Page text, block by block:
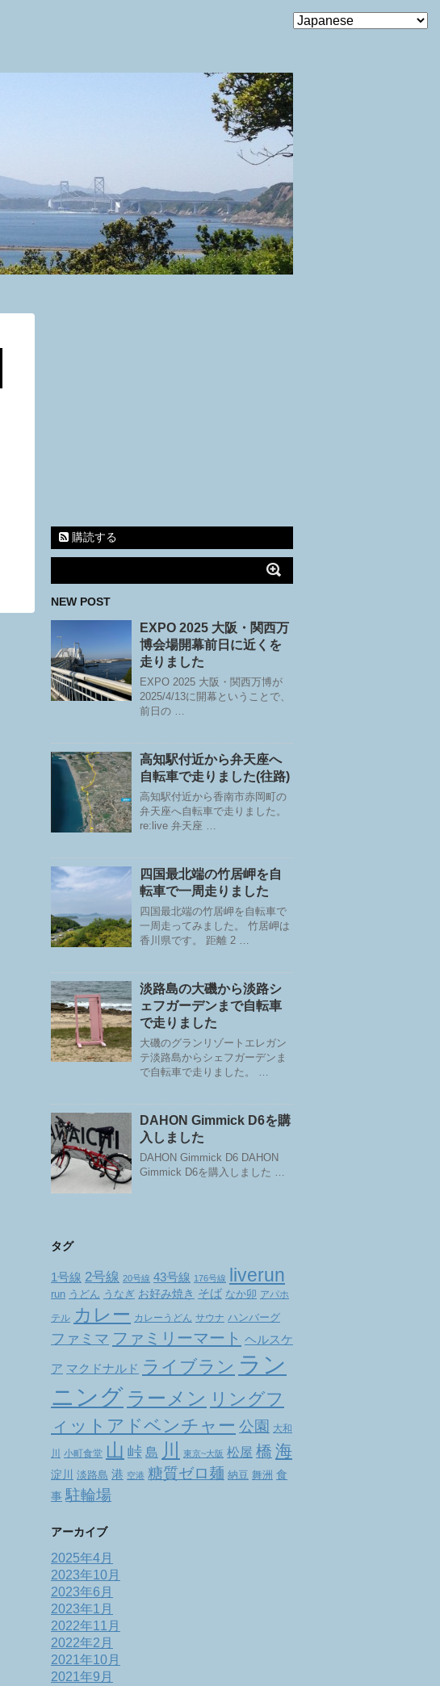
購読する
NEW POST
EXPO 2025 大阪・関西万
博会場開幕前日に近くを
走りました
EXPO 2025 大阪・関西万博が
2025/4/13に開幕ということで、
前日の …
高知駅付近から弁天座へ
自転車で走りました(往路)
高知駅付近から香南市赤岡町の
弁天座へ自転車で走りました。
re:live 弁天座 …
四国最北端の竹居岬を自
転車で一周走りました
四国最北端の竹居岬を自転車で
一周走ってみました。 竹居岬は
香川県です。 距離 2 …
淡路島の大磯から淡路シ
ェフガーデンまで自転車
で走りました
大磯のグランリゾートエレガン
テ淡路島からシェフガーデンま
で自転車で走りました。 …
DAHON Gimmick D6を購
入しました
DAHON Gimmick D6 DAHON
Gimmick D6を購入しました …
タグ
1号線 2号線 20号線 43号線 176号線 liverun
run うどん うなぎ お好み焼き そば なか卯 アパホ
テル カレー カレーうどん サウナ ハンバーグ
ファミマ ファミリーマート ヘルスケ
ア マクドナルド ライブラン ラン
ニング ラーメン リングフ
ィットアドベンチャー 公園 大和
川 小町食堂 山 峠 島 川 東京~大阪 松屋 橋 海
淀川 淡路島 港 空港 糖質ゼロ麺 納豆 舞洲 食
事 駐輪場
アーカイブ
2025年4月
2023年10月
2023年6月
2023年1月
2022年11月
2022年2月
2021年10月
2021年9月